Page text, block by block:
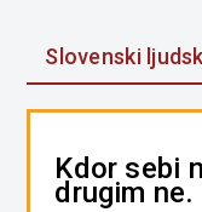
Slovenski
Kdor sebi
drugim ne.